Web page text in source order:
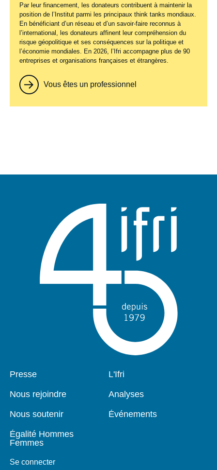
Par leur financement, les donateurs contribuent à maintenir la
position de l’Institut parmi les principaux think tanks mondiaux.
En bénéficiant d’un réseau et d’un savoir-faire reconnus à
l’international, les donateurs affinent leur compréhension du
risque géopolitique et ses conséquences sur la politique et
l’économie mondiales. En 2026, l’Ifri accompagne plus de 90
entreprises et organisations françaises et étrangères.
Vous êtes un professionnel
Pied
Presse
Nous rejoindre
Nous soutenir
Égalité Hommes
Femmes
Se connecter
Navigation
L'Ifri
Analyses
Événements